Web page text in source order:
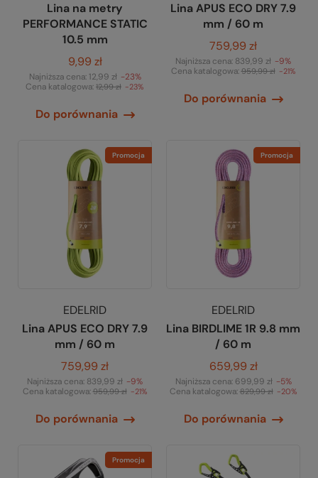
Lina na metry
PERFORMANCE STATIC
10.5 mm
9,99 zł
Najniższa cena:12,99 zł -23%
Cena katalogowa: 12,99 zł -23%
Do porównania
Lina APUS ECO DRY 7.9
mm / 60 m
759,99 zł
Najniższa cena: 839,99 zł -9%
Cena katalogowa:959,99 zł -21%
Do porównania
Promocja
EDELRID
Lina APUS ECO DRY 7.9
mm / 60 m
759,99 zł
Najniższa cena: 839,99 zł -9%
Cena katalogowa:959,99 zł -21%
Do porównania
Promocja
EDELRID
Lina BIRDLIME 1R 9.8 mm
/ 60 m
659,99 zł
Najniższa cena: 699,99 zł -5%
Cena katalogowa:829,99 zł -20%
Do porównania
Promocja